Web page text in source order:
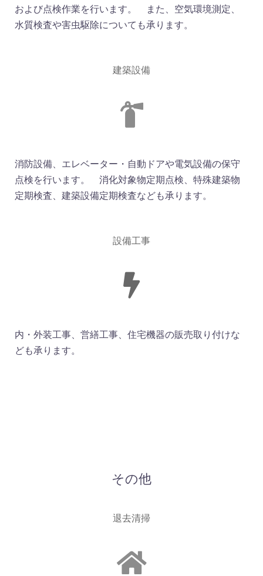
および点検作業を行います。 また、空気環境測定、
水質検査や害虫駆除についても承ります。
建築設備
消防設備、エレベーター・自動ドアや電気設備の保守
点検を行います。 消化対象物定期点検、特殊建築物
定期検査、建築設備定期検査なども承ります。
設備工事
内・外装工事、営繕工事、住宅機器の販売取り付けな
ども承ります。
その他
退去清掃